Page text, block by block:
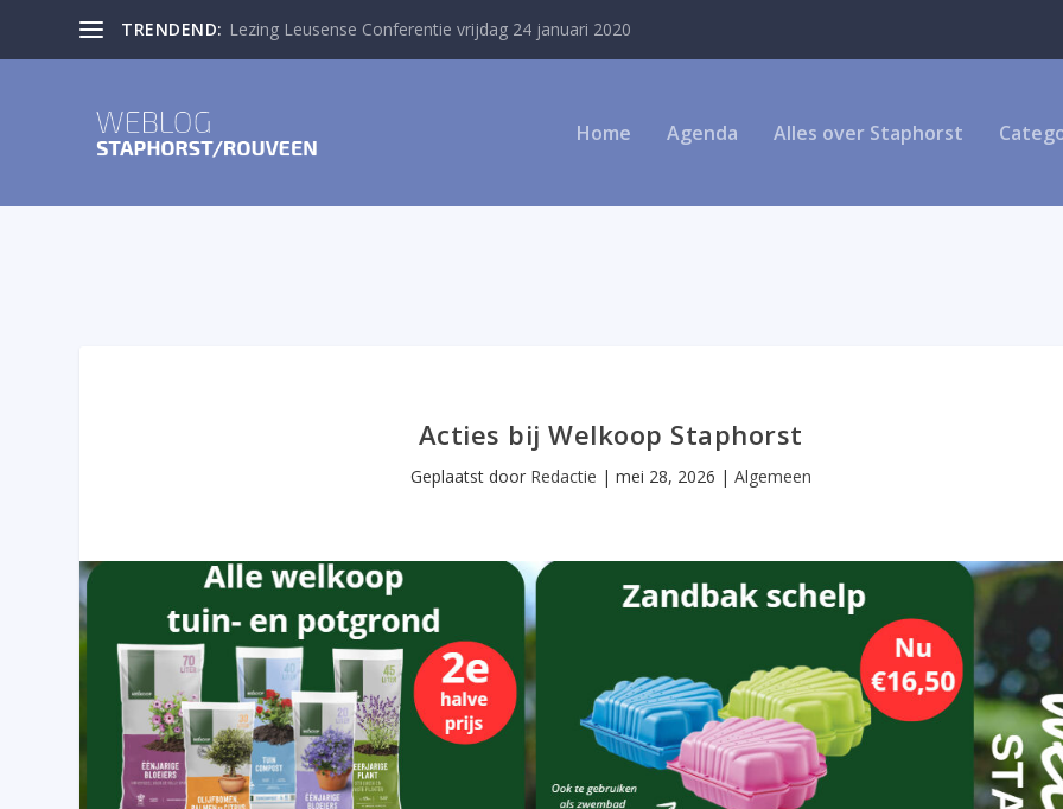
TRENDEND: Lezing Leusense Conferentie vrijdag 24 januari 2020
Home Agenda Alles over Staphorst
Acties bij Welkoop Staphorst
Geplaatst door Redactie | mei 28, 2026 | Algemeen